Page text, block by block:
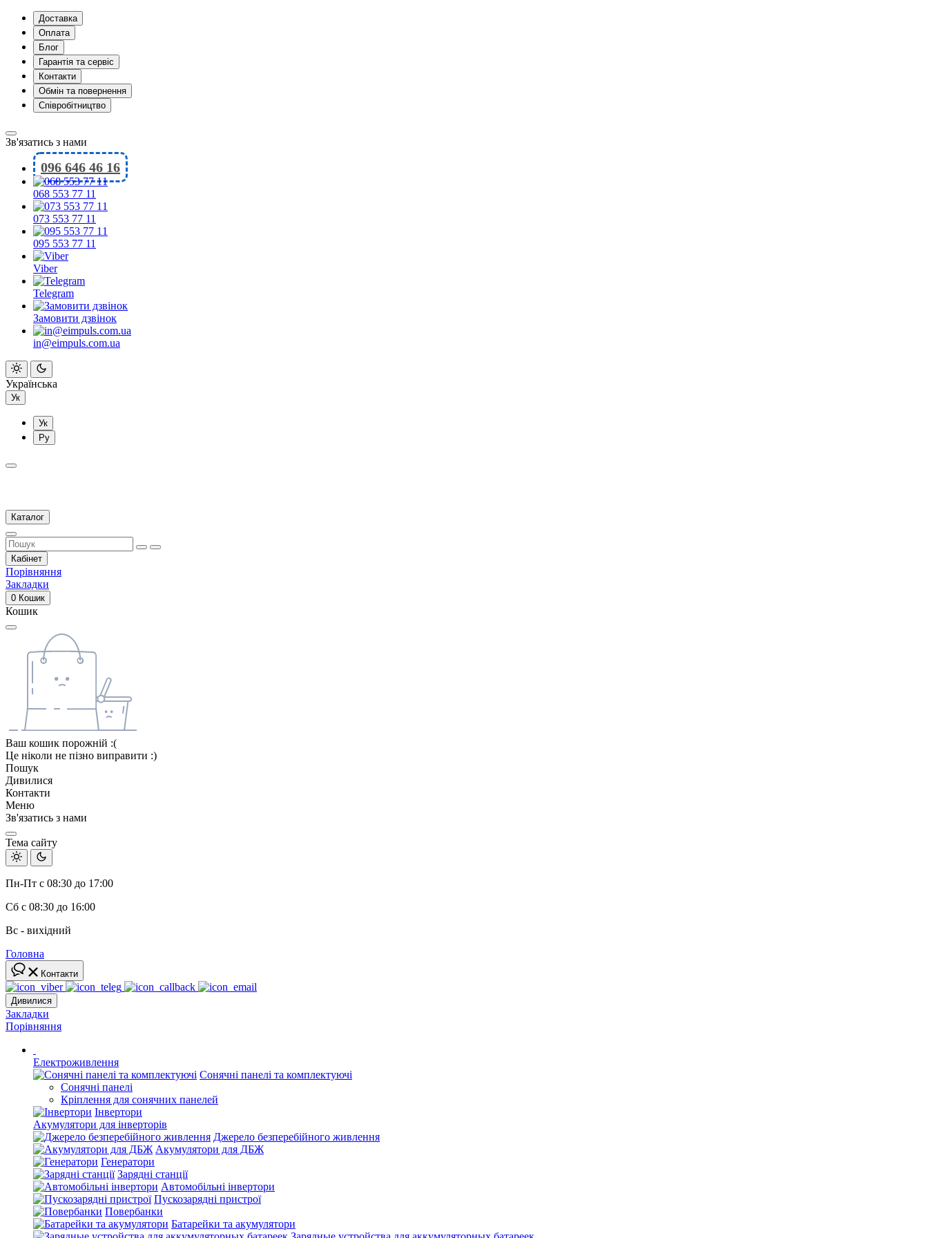
Доставка
Оплата
Блог
Гарантія та сервіс
Контакти
Обмін та повернення
Співробітництво
Зв'язатись з нами
096 646 46 16
068 553 77 11
073 553 77 11
095 553 77 11
Viber
Telegram
Замовити дзвінок
in@eimpuls.com.ua
Українська
Ук
Ук
Ру
Каталог
Кабінет
Порівняння
Закладки
0 Кошик
Кошик
Ваш кошик порожній :(
Це ніколи не пізно виправити :)
Пошук
Дивилися
Контакти
Меню
Зв'язатись з нами
Тема сайту
Пн-Пт с 08:30 до 17:00
Сб с 08:30 до 16:00
Вс - вихідний
Головна
Контакти
Дивилися
Закладки
Порівняння
Електроживлення
Сонячні панелі та комплектуючі
Сонячні панелі
Кріплення для сонячних панелей
Інвертори
Акумулятори для інверторів
Джерело безперебійного живлення
Акумулятори для ДБЖ
Генератори
Зарядні станції
Автомобільні інвертори
Пускозарядні пристрої
Повербанки
Батарейки та акумулятори